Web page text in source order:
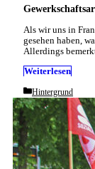
Als wir uns in
gesehen haben,
Allerdings
Weiterlesen
Categories
Hintergrund